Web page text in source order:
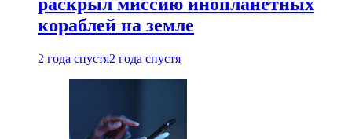
кораблей на земле
2 года спустя2 года спустя